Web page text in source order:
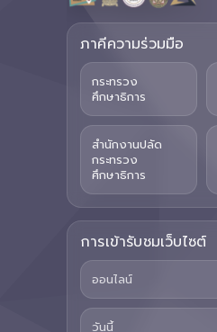
ภาคีความร่วมมือ
กระทรวง
ศึกษาธิการ
สำนักงานปลัด
กระทรวง
ศึกษาธิการ
การเข้ารับชมเว็บไซต์
ออนไลน์
วันนี้